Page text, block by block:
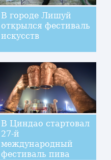
В городе Лишуй
открылся фестиваль
искусств
В Циндао стартовал
27-й
международный
фестиваль пива